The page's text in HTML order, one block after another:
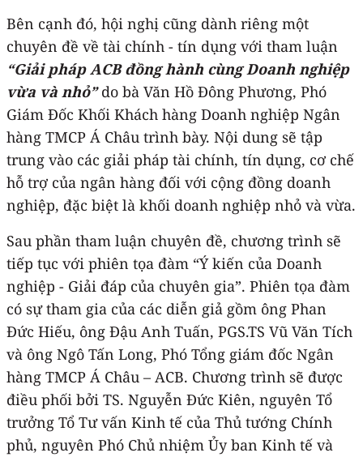
Bên cạnh đó, hội nghị cũng dành riêng một
chuyên đề về tài chính - tín dụng với tham luận
“Giải pháp ACB đồng hành cùng Doanh nghiệp
vừa và nhỏ”do bà Văn Hồ Đông Phương, Phó
Giám Đốc Khối Khách hàng Doanh nghiệp Ngân
hàng TMCP Á Châu trình bày. Nội dung sẽ tập
trung vào các giải pháp tài chính, tín dụng, cơ chế
hỗ trợ của ngân hàng đối với cộng đồng doanh
nghiệp, đặc biệt là khối doanh nghiệp nhỏ và vừa.
Sau phần tham luận chuyên đề, chương trình sẽ
tiếp tục với phiên tọa đàm “Ý kiến của Doanh
nghiệp - Giải đáp của chuyên gia”. Phiên tọa đàm
có sự tham gia của các diễn giả gồm ông Phan
Đức Hiếu, ông Đậu Anh Tuấn, PGS.TS Vũ Văn Tích
và ông Ngô Tấn Long, Phó Tổng giám đốc Ngân
hàng TMCP Á Châu – ACB. Chương trình sẽ được
điều phối bởi TS. Nguyễn Đức Kiên, nguyên Tổ
trưởng Tổ Tư vấn Kinh tế của Thủ tướng Chính
phủ, nguyên Phó Chủ nhiệm Ủy ban Kinh tế và